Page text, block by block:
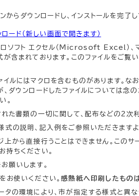
からダウンロードし、インストールを完了
ド（新しい画面で開きます）
ソフト エクセル（Microsoft Excel）、マ
まれております。このファイルをご覧い
イルにはマクロを含むものがあります。な
、ダウンロードしたファイルについては念
。
れた書類の一切に関して、配布などの2次
式の説明、記入例をご参照いただきますよ
上から直接行うことはできません。このサ
持ちください。
願いします。
お使いください。感熱紙へ印刷したもの
タの環境により、市が指定する様式と異な